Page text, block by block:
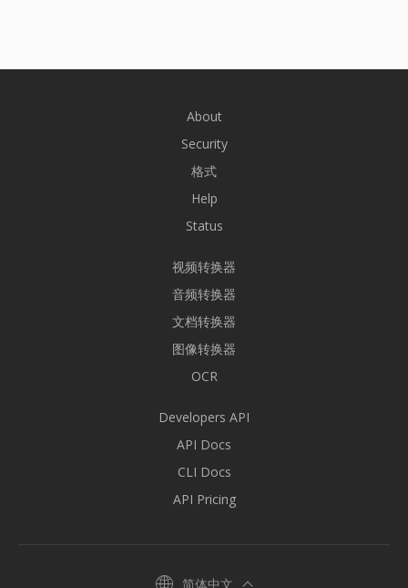
About
Security
格式
Help
Status
视频转换器
音频转换器
文档转换器
图像转换器
OCR
Developers API
API Docs
CLI Docs
API Pricing
简体中文